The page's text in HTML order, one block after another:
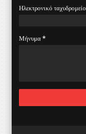
Ηλεκτρονικό ταχυδρομείο
Μήνυμα*